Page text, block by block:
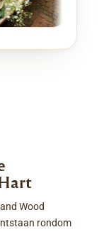
Wood
rondom